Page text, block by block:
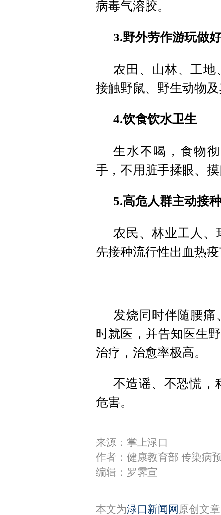
病毒气溶胶。
3.野外劳作游玩做
农田、山林、工地
接触野鼠、野生动物
4.饮食饮水卫生
生水不喝，食物
手，不用脏手揉眼、
5.高危人群主动接
农民、林业工人、
先接种流行性出血热
发烧同时伴随腰
时就医，并告知医生
治疗，治愈率极高。
不造谣、不恐慌，
危害。
来源：掌上渌口
作者：健康教育部 传染病
编辑：罗霁宣
本文为渌口新闻网 原创文